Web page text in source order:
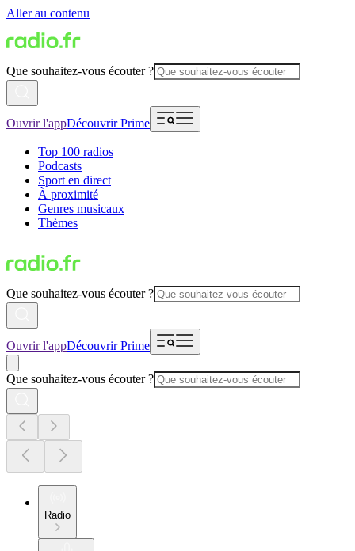
Aller au contenu
Que souhaitez-vous écouter ?
Ouvrir l'appDécouvrir Prime
Top 100 radios
Podcasts
Sport en direct
À proximité
Genres musicaux
Thèmes
Que souhaitez-vous écouter ?
Ouvrir l'appDécouvrir Prime
Que souhaitez-vous écouter ?
Radio